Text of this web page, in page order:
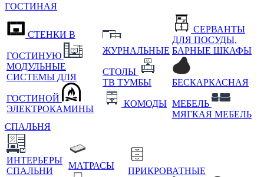
ГОСТИНАЯ
СТЕНКИ В
ГОСТИНУЮ
МОДУЛЬНЫЕ
СИСТЕМЫ ДЛЯ
ГОСТИНОЙ
ЭЛЕКТРОКАМИНЫ
ЖУРНАЛЬНЫЕ
СТОЛЫ
ТВ ТУМБЫ
КОМОДЫ
СЕРВАНТЫ
ДЛЯ ПОСУДЫ,
БАРНЫЕ ШКАФЫ
БЕСКАРКАСНАЯ
МЕБЕЛЬ
МЯГКАЯ МЕБЕЛЬ
СПАЛЬНЯ
ИНТЕРЬЕРЫ
СПАЛЬНИ
МАТРАСЫ
ПРИКРОВАТНЫЕ